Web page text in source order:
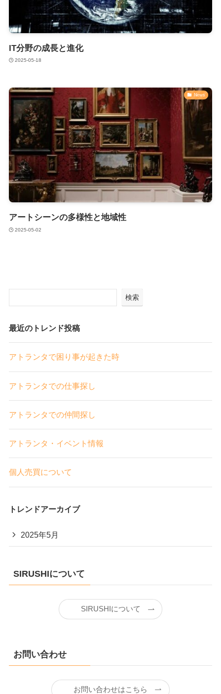
IT分野の成長と進化
2025-05-18
News
アートシーンの多様性と地域性
2025-05-02
検索
最近のトレンド投稿
アトランタで困り事が起きた時
アトランタでの仕事探し
アトランタでの仲間探し
アトランタ・イベント情報
個人売買について
トレンドアーカイブ
2025年5月
SIRUSHIについて
SIRUSHIについて
お問い合わせ
お問い合わせはこちら